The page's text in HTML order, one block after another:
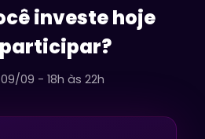
investe hoje
09 - 18h às 22h